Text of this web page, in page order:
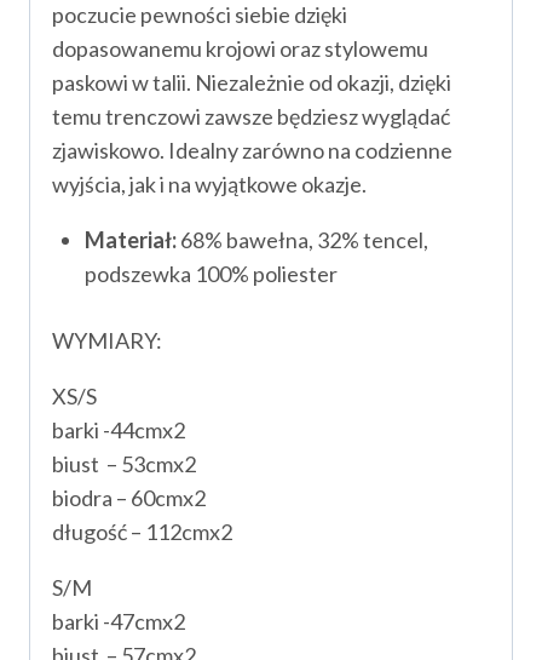
poczucie pewności siebie dzięki
dopasowanemu krojowi oraz stylowemu
paskowi w talii. Niezależnie od okazji, dzięki
temu trenczowi zawsze będziesz wyglądać
zjawiskowo. Idealny zarówno na codzienne
wyjścia, jak i na wyjątkowe okazje.
Materiał:68% bawełna, 32% tencel,
podszewka 100% poliester
WYMIARY:
XS/S
barki -44cmx2
biust – 53cmx2
biodra – 60cmx2
długość – 112cmx2
S/M
barki -47cmx2